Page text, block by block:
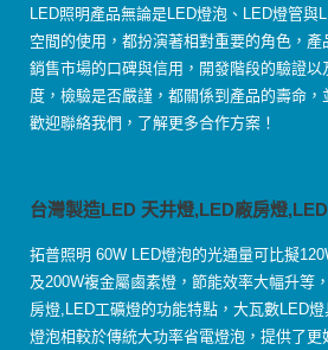
LED照明產品無論是LED燈泡、LED燈管與
空間的使用，都扮演著相對重要的角色，
銷售市場的口碑與信用，開發階段的驗證
度，檢驗是否嚴謹，都關係到產品的壽命，
歡迎聯絡我們，了解更多合作方案！
台灣製造LED 天井燈,LED廠房燈
拓普照明 60W LED燈泡的光通量可比擬
及200W複金屬鹵素燈，節能效率大幅升等
房燈,LED工礦燈的功能特點，大瓦數LED
燈泡相較於傳統大功率省電燈泡，提供了更